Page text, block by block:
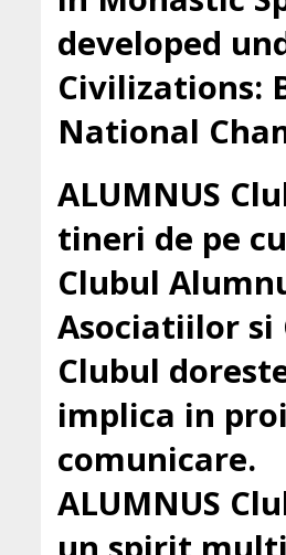
developed
Civilizations:
National
ALUMNUS
tineri de pe
Clubul
Asociatiilor si
Clubul
implica in
comunicare.
ALUMNUS